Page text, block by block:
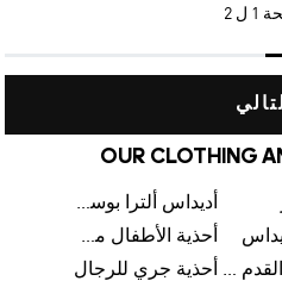
1 ل 2
OUR CLOTHING
أديداس ألترا بوست
أحذية الأطفال من أديداس
أحذية كرة القدم للرجال من أديداس
أحذية جري للرجال